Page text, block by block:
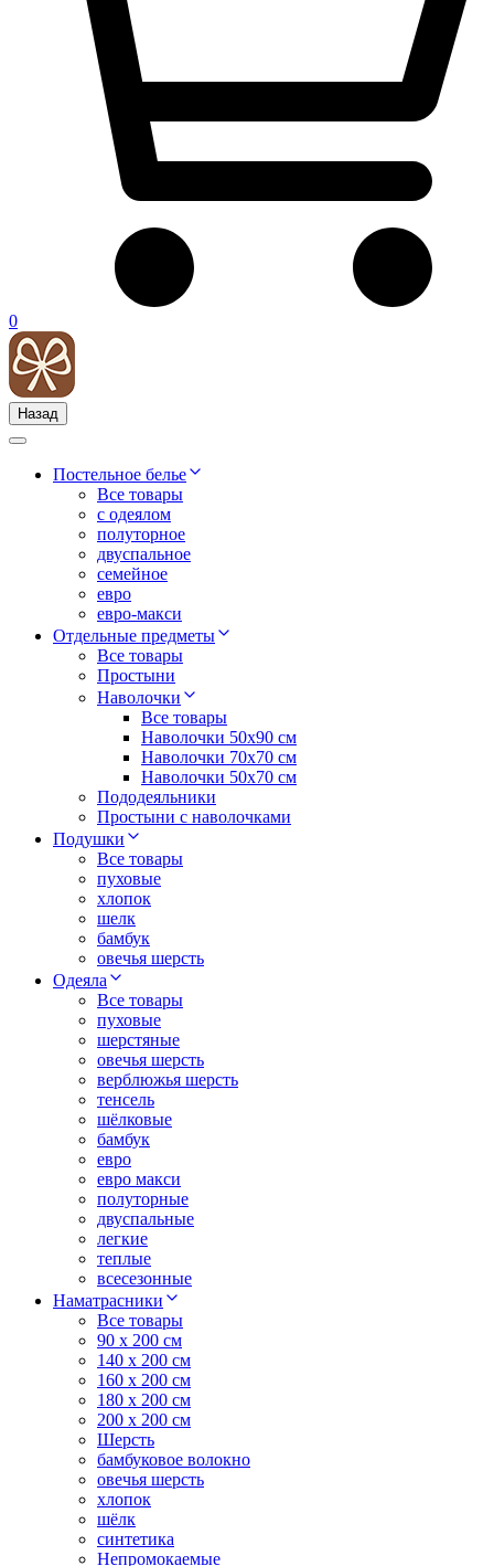
0
Назад
Постельное белье
Все товары
с одеялом
полуторное
двуспальное
семейное
евро
евро-макси
Отдельные предметы
Все товары
Простыни
Наволочки
Все товары
Наволочки 50x90 см
Наволочки 70x70 cм
Наволочки 50х70 см
Пододеяльники
Простыни с наволочками
Подушки
Все товары
пуховые
хлопок
шелк
бамбук
овечья шерсть
Одеяла
Все товары
пуховые
шерстяные
овечья шерсть
верблюжья шерсть
тенсель
шёлковые
бамбук
евро
евро макси
полуторные
двуспальные
легкие
теплые
всесезонные
Наматрасники
Все товары
90 x 200 см
140 x 200 см
160 x 200 см
180 x 200 см
200 x 200 см
Шерсть
бамбуковое волокно
овечья шерсть
хлопок
шёлк
синтетика
Непромокаемые